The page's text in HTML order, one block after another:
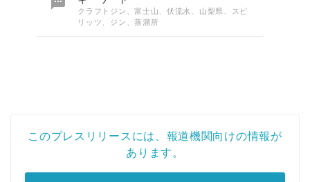
クラフトジン、富士山、伏流水、山梨県、スピ
リッツ、ジン、蒸溜所
このプレスリリースには、報道機関向けの情報が
あります。
Japanese